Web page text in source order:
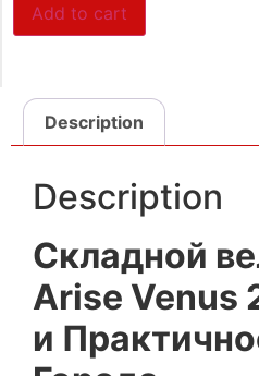
Add to cart
Description
Description
Складной
Arise Venus
и